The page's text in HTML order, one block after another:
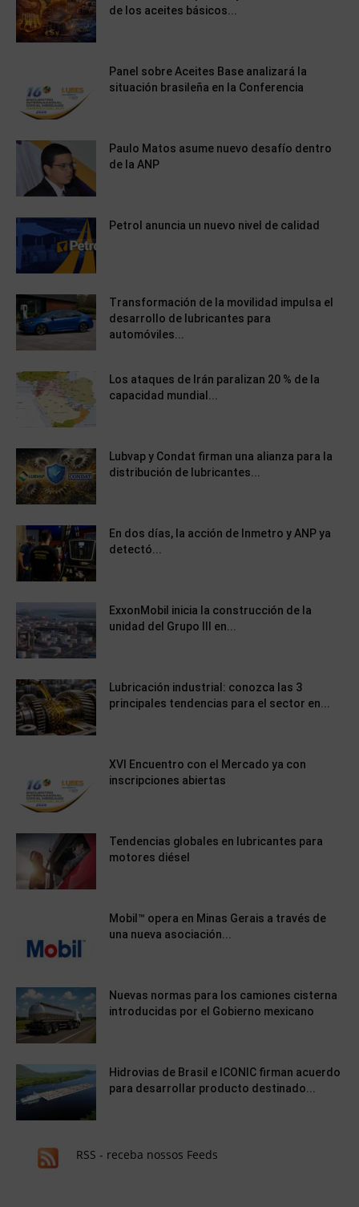
de los aceites básicos...
Panel sobre Aceites Base analizará la
situación brasileña en la Conferencia
Paulo Matos asume nuevo desafío dentro
de la ANP
Petrol anuncia un nuevo nivel de calidad
Transformación de la movilidad impulsa el
desarrollo de lubricantes para
automóviles...
Los ataques de Irán paralizan 20 % de la
capacidad mundial...
Lubvap y Condat firman una alianza para la
distribución de lubricantes...
En dos días, la acción de Inmetro y ANP ya
detectó...
ExxonMobil inicia la construcción de la
unidad del Grupo III en...
Lubricación industrial: conozca las 3
principales tendencias para el sector en...
XVI Encuentro con el Mercado ya con
inscripciones abiertas
Tendencias globales en lubricantes para
motores diésel
Mobil™ opera en Minas Gerais a través de
una nueva asociación...
Nuevas normas para los camiones cisterna
introducidas por el Gobierno mexicano
Hidrovias de Brasil e ICONIC firman acuerdo
para desarrollar producto destinado...
RSS - receba nossos Feeds